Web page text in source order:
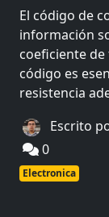
El código de
información
coeficiente
código es
resistencia
Escrito
0
Electronica